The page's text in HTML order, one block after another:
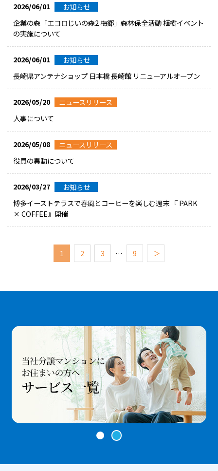
2026/06/01
お知らせ
企業の森「エコロじいの森2 梅郷」森林保全活動 植樹イベント
の実施について
2026/06/01
お知らせ
長崎県アンテナショップ 日本橋 長崎館 リニューアルオープン
2026/05/20
ニュースリリース
人事について
2026/05/08
ニュースリリース
役員の異動について
2026/03/27
お知らせ
博多イーストテラスで春風とコーヒーを楽しむ週末 『 PARK
× COFFEE』開催
1 2 3 … 9 ＞